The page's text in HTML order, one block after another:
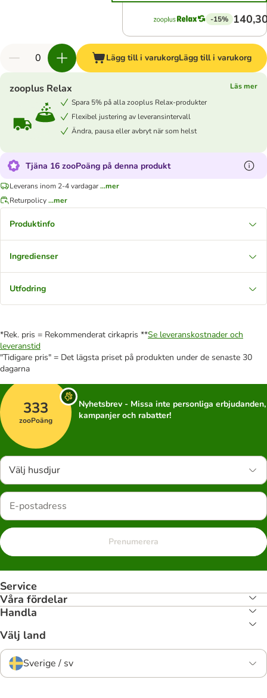
-15%
Lägg till i varukorgLägg till i varukorg
zooplus Relax
Läs mer
Spara 5% på alla zooplus Relax-produkter
Flexibel justering av leveransintervall
Ändra, pausa eller avbryt när som helst
Tjäna 16 zooPoäng på denna produkt
Leverans inom 2-4 vardagar...mer
Returpolicy...mer
Produktinfo
Ingredienser
Utfodring
*Rek. pris = Rekommenderat cirkapris **Se leveranskostnader och
leveranstid
"Tidigare pris" = Det lägsta priset på produkten under de senaste 30
dagarna
333
zooPoäng
Nyhetsbrev - Missa inte personliga erbjudanden,
kampanjer och rabatter!
Välj husdjur
Prenumerera
Service
Våra fördelar
Handla
Välj land
Sverige / sv